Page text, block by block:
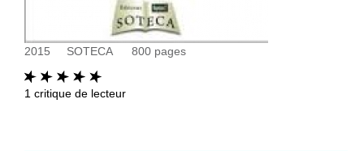
2015 SOTECA 800 pages
1 critique de lecteur